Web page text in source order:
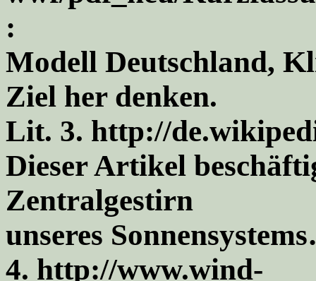
:
Modell Deutschland,
Ziel her denken.
Lit. 3. http://
Dieser Artikel
Zentralgestirn
unseres
4. http://www.wind-